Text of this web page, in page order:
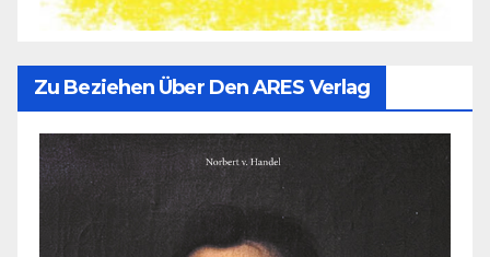
Zu Beziehen Über Den ARES Verlag